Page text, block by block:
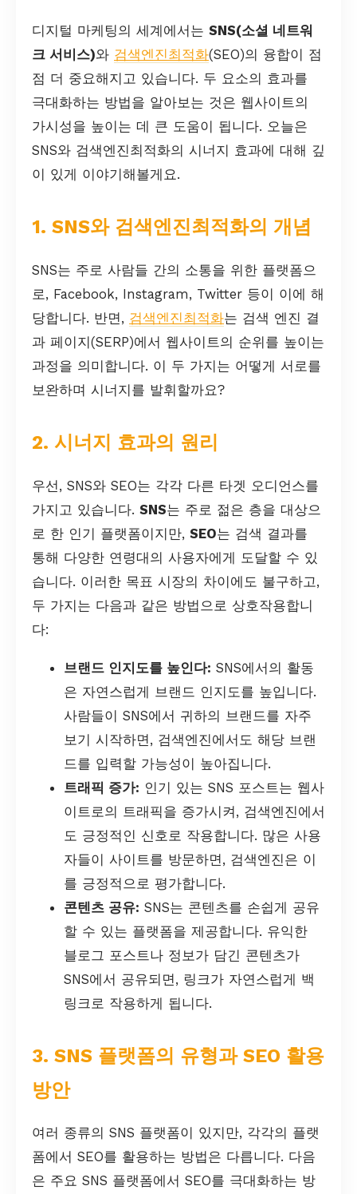
디지털 마케팅의 세계에서는 SNS(소셜 네트워
크 서비스)와 검색엔진최적화(SEO)의 융합이 점
점 더 중요해지고 있습니다. 두 요소의 효과를
극대화하는 방법을 알아보는 것은 웹사이트의
가시성을 높이는 데 큰 도움이 됩니다. 오늘은
SNS와 검색엔진최적화의 시너지 효과에 대해 깊
이 있게 이야기해볼게요.
1. SNS와 검색엔진최적화의 개념
SNS는 주로 사람들 간의 소통을 위한 플랫폼으
로, Facebook, Instagram, Twitter 등이 이에 해
당합니다. 반면, 검색엔진최적화는 검색 엔진 결
과 페이지(SERP)에서 웹사이트의 순위를 높이는
과정을 의미합니다. 이 두 가지는 어떻게 서로를
보완하며 시너지를 발휘할까요?
2. 시너지 효과의 원리
우선, SNS와 SEO는 각각 다른 타겟 오디언스를
가지고 있습니다. SNS는 주로 젊은 층을 대상으
로 한 인기 플랫폼이지만, SEO는 검색 결과를
통해 다양한 연령대의 사용자에게 도달할 수 있
습니다. 이러한 목표 시장의 차이에도 불구하고,
두 가지는 다음과 같은 방법으로 상호작용합니
다:
브랜드 인지도를 높인다: SNS에서의 활동
은 자연스럽게 브랜드 인지도를 높입니다.
사람들이 SNS에서 귀하의 브랜드를 자주
보기 시작하면, 검색엔진에서도 해당 브랜
드를 입력할 가능성이 높아집니다.
트래픽 증가: 인기 있는 SNS 포스트는 웹사
이트로의 트래픽을 증가시켜, 검색엔진에서
도 긍정적인 신호로 작용합니다. 많은 사용
자들이 사이트를 방문하면, 검색엔진은 이
를 긍정적으로 평가합니다.
콘텐츠 공유: SNS는 콘텐츠를 손쉽게 공유
할 수 있는 플랫폼을 제공합니다. 유익한
블로그 포스트나 정보가 담긴 콘텐츠가
SNS에서 공유되면, 링크가 자연스럽게 백
링크로 작용하게 됩니다.
3. SNS 플랫폼의 유형과 SEO 활용
방안
여러 종류의 SNS 플랫폼이 있지만, 각각의 플랫
폼에서 SEO를 활용하는 방법은 다릅니다. 다음
은 주요 SNS 플랫폼에서 SEO를 극대화하는 방